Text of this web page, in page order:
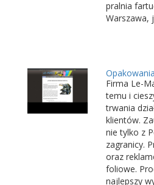
pralnia
Warszawa,
Firma Le-
temu i
trwania
klientów.
nie tylko z
zagranicy.
oraz
foliowe.
najlepszy